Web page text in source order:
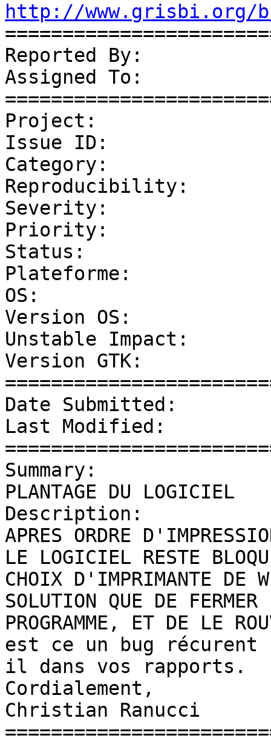
http://www.grisbi.org/
Reported By:
Assigned To:
Project:
Issue ID:
Category:
Reproducibility:
Severity:
Priority:
Status:
Plateforme:
OS:
Version
Unstable Impact:
Version
Date Submitted:
Last Modified:
Summary:
PLANTAGE DU LOGICIEL
Description:
APRES ORDRE
LE LOGICIEL RESTE
CHOIX D'IMPRIMANTE DE
SOLUTION QUE DE FERMER
PROGRAMME, ET DE LE
est ce un bug
il dans vos rapports.
Cordialement,
Christian Ranucci